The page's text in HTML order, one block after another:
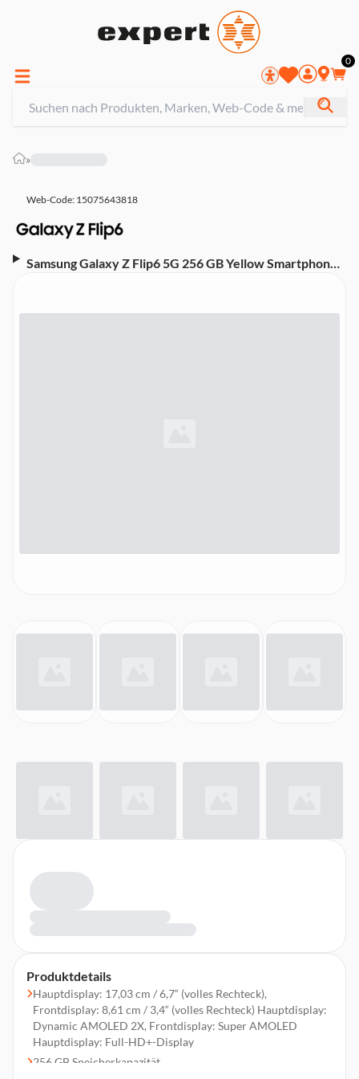
0
»
Web-Code: 15075643818
Samsung Galaxy Z Flip6 5G 256 GB Yellow Smartphone
Produktdetails
Hauptdisplay: 17,03 cm / 6,7“ (volles Rechteck),
Frontdisplay: 8,61 cm / 3,4“ (volles Rechteck) Hauptdisplay:
Dynamic AMOLED 2X, Frontdisplay: Super AMOLED
Hauptdisplay: Full-HD+-Display
256 GB Speicherkapazität